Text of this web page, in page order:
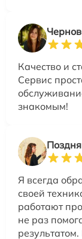
Качество и
Сервис
знакомым!
Я всегда
своей
работают
не раз